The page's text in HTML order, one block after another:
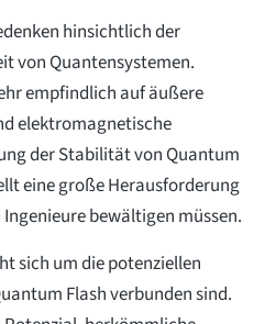
hinsichtlich der
von Quantensystemen.
empfindlich auf äußere
elektromagnetische
der Stabilität von Quantum
eine große Herausforderung
bewältigen müssen.
sich um die potenziellen
Flash verbunden sind.